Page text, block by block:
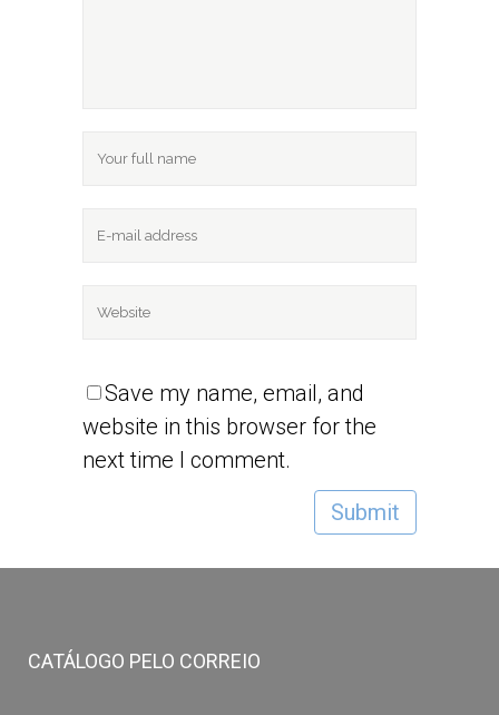
Save my name, email, and
website in this browser for the
next time I comment.
CATÁLOGO PELO CORREIO